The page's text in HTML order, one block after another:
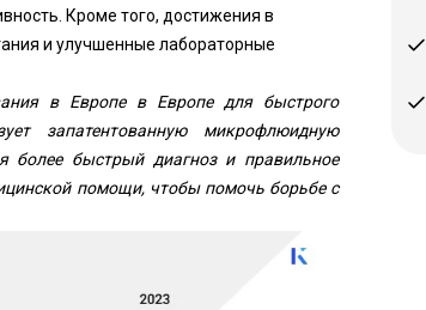
Кроме того, достижения в
и улучшенные лабораторные
в Европе в Европе для быстрого
запатентованную микрофлюидную
более быстрый диагноз и правильное
помощи, чтобы помочь борьбе с